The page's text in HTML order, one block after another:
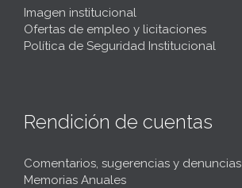
Imagen institucional
Ofertas de empleo y licitaciones
Política de Seguridad Institucional
Rendición de cuentas
Comentarios, sugerencias y denuncias
Memorias Anuales